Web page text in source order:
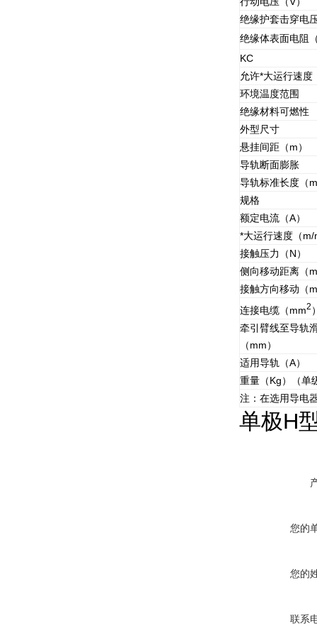
绝缘护套击穿电
绝缘体表面电阻
KC
允许*大运行速度
环境温度范围
绝缘材料可燃性
外型尺寸
悬挂间距（m）
导轨断面膨胀
导轨标准长度（
规格
额定电流（A）
*大运行速度（m/
接触压力（N）
侧向移动距离（
接触方向移动（
连接电缆（mm2
牵引臂线至导轨
（mm）
适用导轨（A）
重量（Kg）（单
注：在选用导电
单极H
您的
您的
联系